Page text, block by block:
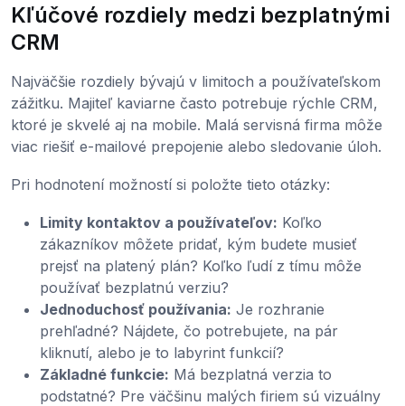
Kľúčové rozdiely medzi bezplatnými
CRM
Najväčšie rozdiely bývajú v limitoch a používateľskom
zážitku. Majiteľ kaviarne často potrebuje rýchle CRM,
ktoré je skvelé aj na mobile. Malá servisná firma môže
viac riešiť e-mailové prepojenie alebo sledovanie úloh.
Pri hodnotení možností si položte tieto otázky:
Limity kontaktov a používateľov: Koľko
zákazníkov môžete pridať, kým budete musieť
prejsť na platený plán? Koľko ľudí z tímu môže
používať bezplatnú verziu?
Jednoduchosť používania: Je rozhranie
prehľadné? Nájdete, čo potrebujete, na pár
kliknutí, alebo je to labyrint funkcií?
Základné funkcie: Má bezplatná verzia to
podstatné? Pre väčšinu malých firiem sú vizuálny